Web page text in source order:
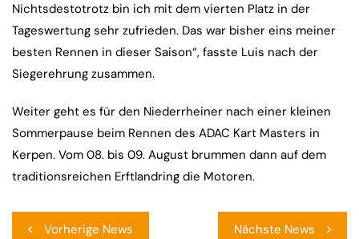
Nichtsdestotrotz bin ich mit dem vierten Platz in der
Tageswertung sehr zufrieden. Das war bisher eins meiner
besten Rennen in dieser Saison“, fasste Luis nach der
Siegerehrung zusammen.
Weiter geht es für den Niederrheiner nach einer kleinen
Sommerpause beim Rennen des ADAC Kart Masters in
Kerpen. Vom 08. bis 09. August brummen dann auf dem
traditionsreichen Erftlandring die Motoren.
Vorherige News Nächste News